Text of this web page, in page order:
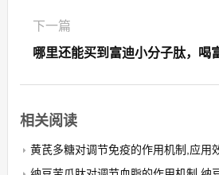
下一篇
相关阅读
黄芪多糖对调节免疫的作用机制,应用